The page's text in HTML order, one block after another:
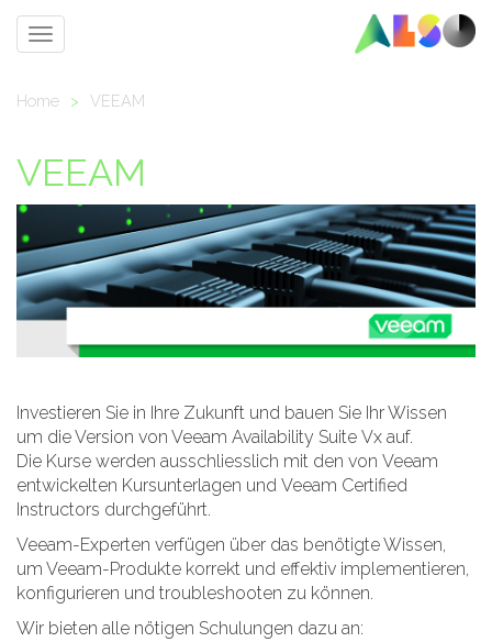
Toggle
Home > VEEAM
VEEAM
Investieren Sie in Ihre Zukunft und bauen Sie Ihr Wissen
um die Version von Veeam Availability Suite Vx auf.
Die Kurse werden ausschliesslich mit den von Veeam
entwickelten Kursunterlagen und Veeam Certified
Instructors durchgeführt.
Veeam-Experten verfügen über das benötigte Wissen,
um Veeam-Produkte korrekt und effektiv implementieren,
konfigurieren und troubleshooten zu können.
Wir bieten alle nötigen Schulungen dazu an: